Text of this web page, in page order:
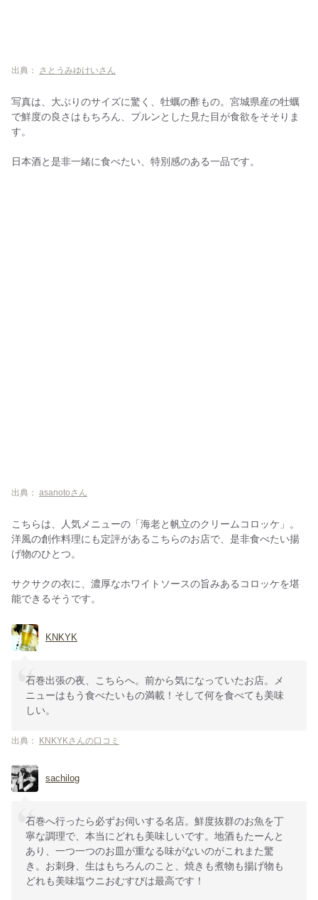
出典： さとうみゆけいさん
写真は、大ぶりのサイズに驚く、牡蠣の酢もの。宮城県産の牡蠣
で鮮度の良さはもちろん、プルンとした見た目が食欲をそそりま
す。
日本酒と是非一緒に食べたい、特別感のある一品です。
出典： asanotoさん
こちらは、人気メニューの「海老と帆立のクリームコロッケ」。
洋風の創作料理にも定評があるこちらのお店で、是非食べたい揚
げ物のひとつ。
サクサクの衣に、濃厚なホワイトソースの旨みあるコロッケを堪
能できるそうです。
KNKYK
石巻出張の夜、こちらへ。前から気になっていたお店。メ
ニューはもう食べたいもの満載！そして何を食べても美味
しい。
出典： KNKYKさんの口コミ
sachilog
石巻へ行ったら必ずお伺いする名店。鮮度抜群のお魚を丁
寧な調理で、本当にどれも美味しいです。地酒もたーんと
あり、一つ一つのお皿が重なる味がないのがこれまた驚
き。お刺身、生はもちろんのこと、焼きも煮物も揚げ物も
どれも美味塩ウニおむすびは最高です！